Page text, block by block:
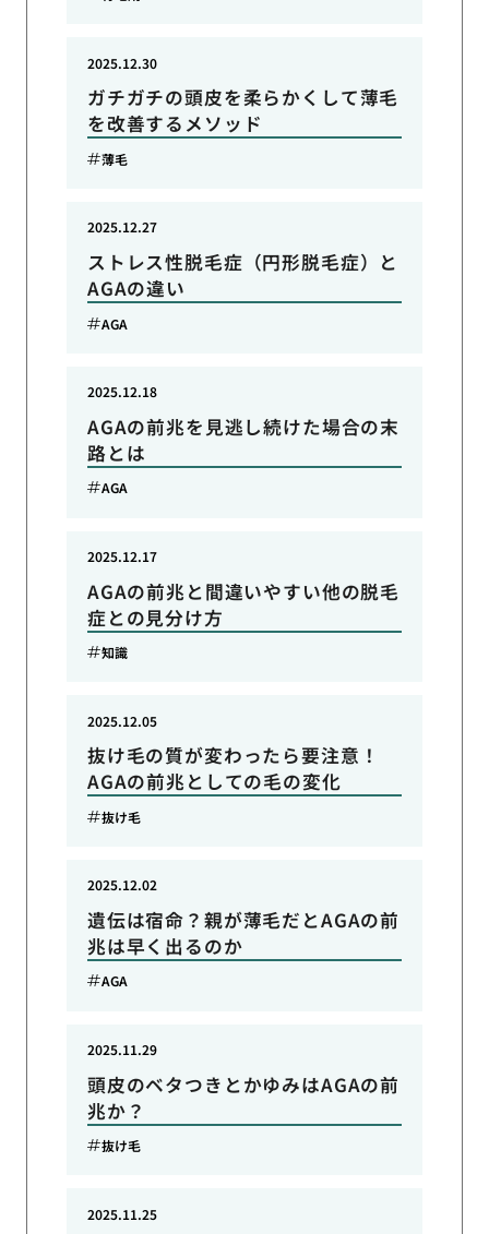
ガチガチの頭皮を柔らかくして薄毛
を改善するメソッド
2025.12.30
薄毛
ストレス性脱毛症（円形脱毛症）と
AGAの違い
2025.12.27
AGA
AGAの前兆を見逃し続けた場合の末
路とは
2025.12.18
AGA
AGAの前兆と間違いやすい他の脱毛
症との見分け方
2025.12.17
知識
抜け毛の質が変わったら要注意！
AGAの前兆としての毛の変化
2025.12.05
抜け毛
遺伝は宿命？親が薄毛だとAGAの前
兆は早く出るのか
2025.12.02
AGA
頭皮のベタつきとかゆみはAGAの前
兆か？
2025.11.29
抜け毛
2025.11.25